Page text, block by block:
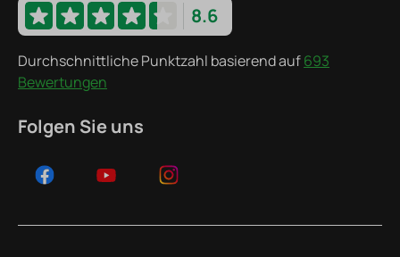
8.6
Durchschnittliche Punktzahl basierend auf693
Bewertungen
Folgen Sie uns